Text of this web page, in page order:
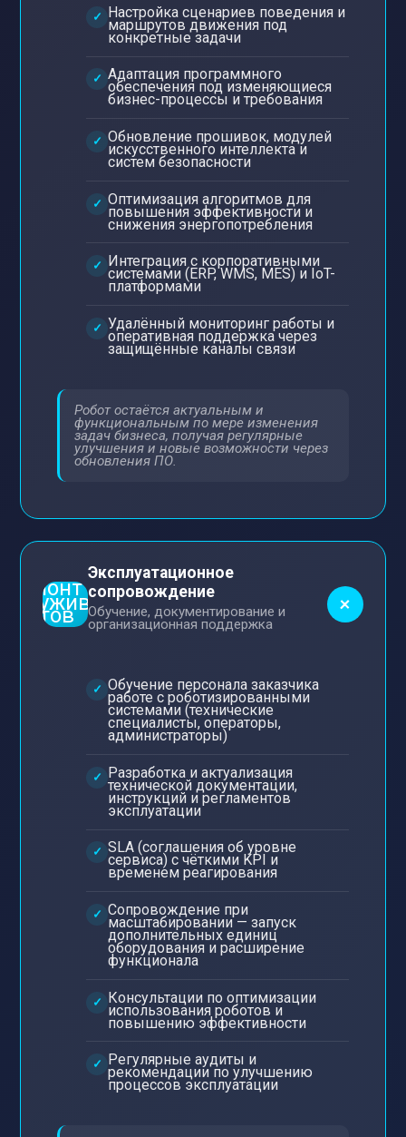
Настройка сценариев поведения и
маршрутов движения под
конкретные задачи
Адаптация программного
обеспечения под изменяющиеся
бизнес-процессы и требования
Обновление прошивок, модулей
искусственного интеллекта и
систем безопасности
Оптимизация алгоритмов для
повышения эффективности и
снижения энергопотребления
Интеграция с корпоративными
системами (ERP, WMS, MES) и IoT-
платформами
Удалённый мониторинг работы и
оперативная поддержка через
защищённые каналы связи
Робот остаётся актуальным и
функциональным по мере изменения
задач бизнеса, получая регулярные
улучшения и новые возможности через
обновления ПО.
Эксплуатационное
сопровождение
Обучение, документирование и
организационная поддержка
+
Обучение персонала заказчика
работе с роботизированными
системами (технические
специалисты, операторы,
администраторы)
Разработка и актуализация
технической документации,
инструкций и регламентов
эксплуатации
SLA (соглашения об уровне
сервиса) с чёткими KPI и
временем реагирования
Сопровождение при
масштабировании — запуск
дополнительных единиц
оборудования и расширение
функционала
Консультации по оптимизации
использования роботов и
повышению эффективности
Регулярные аудиты и
рекомендации по улучшению
процессов эксплуатации